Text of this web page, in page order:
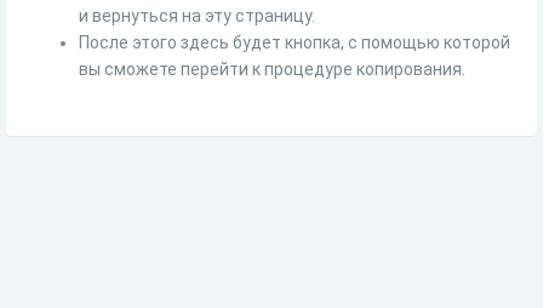
и вернуться на эту страницу.
После этого здесь будет кнопка, с помощью которой
вы сможете перейти к процедуре копирования.